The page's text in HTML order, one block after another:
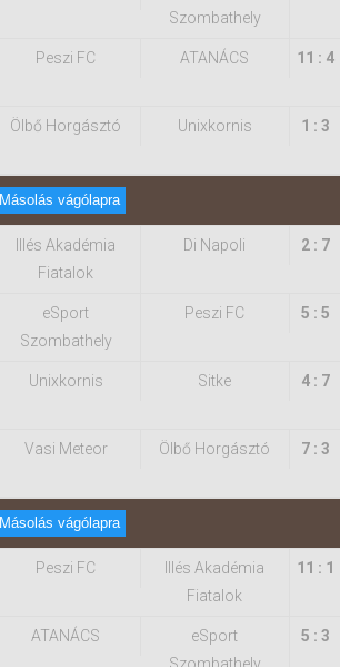
Szombathely
Peszi FC ATANÁCS 11 : 4
Ölbő Horgásztó Unixkornis 1 : 3
Másolás vágólapra
Illés Akadémia
Fiatalok
Di Napoli 2 : 7
eSport
Szombathely
Peszi FC 5 : 5
Unixkornis Sitke 4 : 7
Vasi Meteor Ölbő Horgásztó 7 : 3
Másolás vágólapra
Peszi FC
Illés Akadémia
Fiatalok
11 : 1
ATANÁCS
eSport
5 : 3